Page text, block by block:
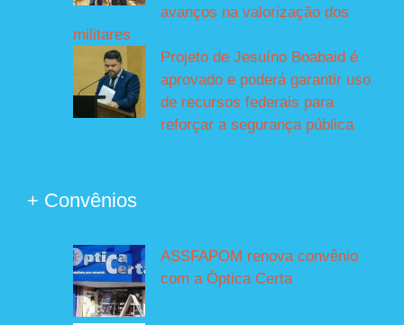
avanços na valorização dos
militares
Projeto de Jesuíno Boabaid é
aprovado e poderá garantir uso
de recursos federais para
reforçar a segurança pública
+ Convênios
ASSFAPOM renova convênio
com a Óptica Certa